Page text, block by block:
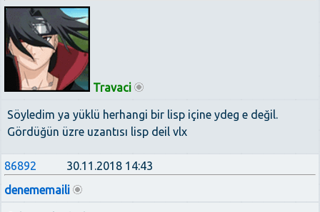
Travaci
Söyledim ya yüklü herhangi bir lisp içine ydeg e değil.
Gördüğün üzre uzantısı lisp deil vlx
86892
30.11.2018 14:43
denememaili